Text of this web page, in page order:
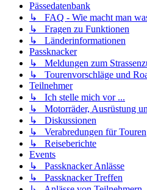
Pässedatenbank
↳ FAQ - Wie macht man
↳ Fragen zu Funktionen
↳ Länderinformationen
Passknacker
↳ Meldungen zum
↳ Tourenvorschläge und
Teilnehmer
↳ Ich stelle mich vor ...
↳ Motorräder, Ausrüstung
↳ Diskussionen
↳ Verabredungen für Touren
↳ Reiseberichte
Events
↳ Passknacker Anlässe
↳ Passknacker Treffen